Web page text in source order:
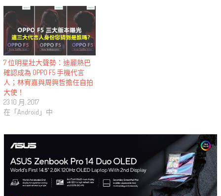
7 位明星壯大聲勢：迪麗熱巴
確認成為 OPPO F5 手機代言
人；林宥嘉與周興哲擔任自拍
大使！
23 10 月, 2017
在「Android」中